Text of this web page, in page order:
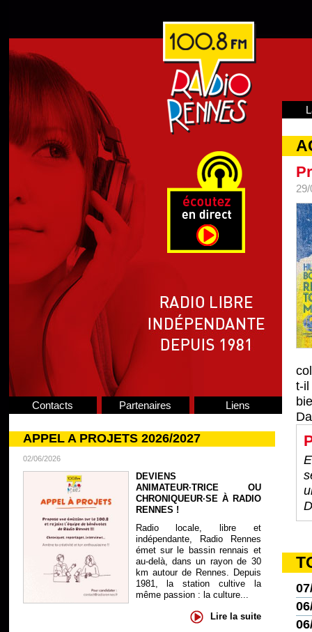
Contacts Partenaires Liens
APPEL A PROJETS 2026/2027
02/06/2026
DEVIENS
ANIMATEUR·TRICE OU
CHRONIQUEUR·SE À RADIO
RENNES !
Radio locale, libre et
indépendante, Radio Rennes
émet sur le bassin rennais et
au-delà, dans un rayon de 30
km autour de Rennes. Depuis
1981, la station cultive la
même passion : la culture...
Lire la suite
t-